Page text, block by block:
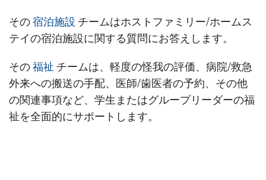
その宿泊施設 チームはホストファミリー/ホームス
テイの宿泊施設に関する質問にお答えします。
その福祉 チームは、軽度の怪我の評価、病院/救急
外来への搬送の手配、医師/歯医者の予約、その他
の関連事項など、学生またはグループリーダーの福
祉を全面的にサポートします。